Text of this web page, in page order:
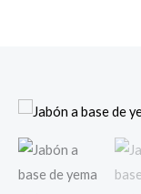
Jabón
a
base
de